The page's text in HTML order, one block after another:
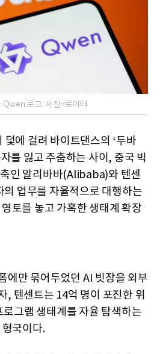
Qwen 로고. 사진=로이터
에 걸려 바이트댄스의 ‘두바
를 잃고 주춤하는 사이, 중국 빅
인 알리바바(Alibaba)와 텐센
업무를 자율적으로 대행하는
토를 놓고 가혹한 생태계 확장
에만 묶어두었던 AI 빗장을 외부
, 텐센트는 14억 명이 포진한 위
그램 생태계를 자율 탐색하는
국이다.